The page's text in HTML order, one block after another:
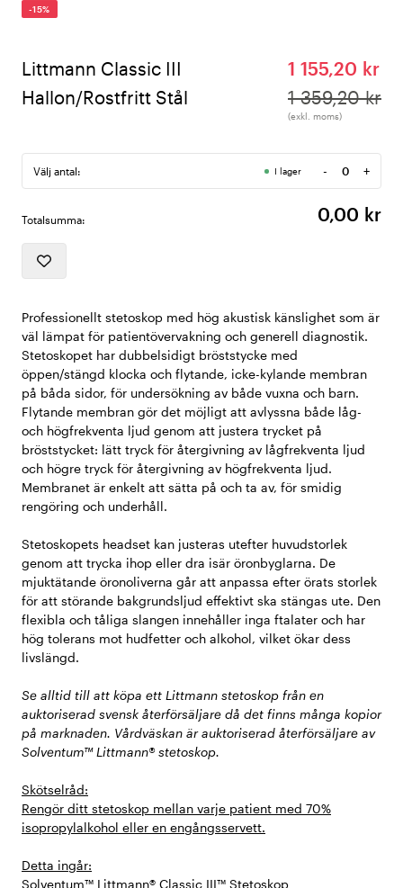
-15%
Littmann Classic III
Hallon/Rostfritt Stål
1 155,20 kr
1 359,20 kr
(exkl. moms)
Välj antal: I lager -
Antal
+
Totalsumma: 0,00 kr
Professionellt stetoskop med hög akustisk känslighet som är
väl lämpat för patientövervakning och generell diagnostik.
Stetoskopet har dubbelsidigt bröststycke med
öppen/stängd klocka och flytande, icke-kylande membran
på båda sidor, för undersökning av både vuxna och barn.
Flytande membran gör det möjligt att avlyssna både låg-
och högfrekventa ljud genom att justera trycket på
bröststycket: lätt tryck för återgivning av lågfrekventa ljud
och högre tryck för återgivning av högfrekventa ljud.
Membranet är enkelt att sätta på och ta av, för smidig
rengöring och underhåll.
Stetoskopets headset kan justeras utefter huvudstorlek
genom att trycka ihop eller dra isär öronbyglarna. De
mjuktätande öronoliverna går att anpassa efter örats storlek
för att störande bakgrundsljud effektivt ska stängas ute. Den
flexibla och tåliga slangen innehåller inga ftalater och har
hög tolerans mot hudfetter och alkohol, vilket ökar dess
livslängd.
Se alltid till att köpa ett Littmann stetoskop från en
auktoriserad svensk återförsäljare då det finns många kopior
på marknaden. Vårdväskan är auktoriserad återförsäljare av
Solventum™ Littmann® stetoskop.
Skötselråd:
Rengör ditt stetoskop mellan varje patient med 70%
isopropylalkohol eller en engångsservett.
Detta ingår:
Solventum™ Littmann® Classic III™ Stetoskop